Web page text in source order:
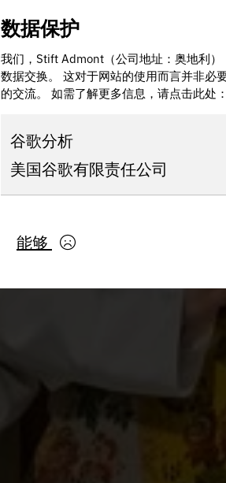
数据保护
我们，Stift Admont（公司地址：奥地利）
数据交换。 这对于网站的使用而言并非必
的交流。 如需了解更多信息，请点击此处：
谷歌分析
美国谷歌有限责任公司
能够